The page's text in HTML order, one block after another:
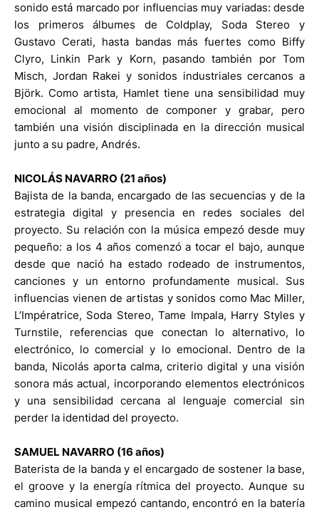
sonido está marcado por influencias muy variadas: desde
los primeros álbumes de Coldplay, Soda Stereo y
Gustavo Cerati, hasta bandas más fuertes como Biffy
Clyro, Linkin Park y Korn, pasando también por Tom
Misch, Jordan Rakei y sonidos industriales cercanos a
Björk. Como artista, Hamlet tiene una sensibilidad muy
emocional al momento de componer y grabar, pero
también una visión disciplinada en la dirección musical
junto a su padre, Andrés.
NICOLÁS NAVARRO (21 años)
Bajista de la banda, encargado de las secuencias y de la
estrategia digital y presencia en redes sociales del
proyecto. Su relación con la música empezó desde muy
pequeño: a los 4 años comenzó a tocar el bajo, aunque
desde que nació ha estado rodeado de instrumentos,
canciones y un entorno profundamente musical. Sus
influencias vienen de artistas y sonidos como Mac Miller,
L’Impératrice, Soda Stereo, Tame Impala, Harry Styles y
Turnstile, referencias que conectan lo alternativo, lo
electrónico, lo comercial y lo emocional. Dentro de la
banda, Nicolás aporta calma, criterio digital y una visión
sonora más actual, incorporando elementos electrónicos
y una sensibilidad cercana al lenguaje comercial sin
perder la identidad del proyecto.
SAMUEL NAVARRO (16 años)
Baterista de la banda y el encargado de sostener la base,
el groove y la energía rítmica del proyecto. Aunque su
camino musical empezó cantando, encontró en la batería